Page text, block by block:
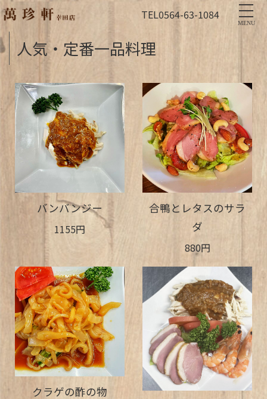
MENU
TEL0564-63-1084
人気・定番一品料理
バンバンジー
1155円
合鴨とレタスのサラ
ダ
880円
クラゲの酢の物